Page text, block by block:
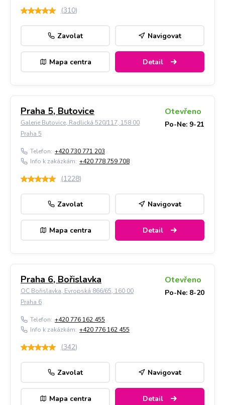
(310)
Zavolat Navigovat
Mapa centra Detail
Praha 5, Butovice
Galerie Butovice, Radlická 520/117, 158 00
Praha 5
Otevřeno
Po-Ne: 9-21
Telefon: +420 730 771 203
Info k zakázkám: +420 778 759 708
(1228)
Zavolat Navigovat
Mapa centra Detail
Praha 6, Bořislavka
OC Bořislavka, Evropská 866/65, 160 00
Praha 6
Otevřeno
Po-Ne: 8-20
Telefon: +420 776 162 455
Info k zakázkám: +420 776 162 455
(342)
Zavolat Navigovat
Mapa centra Detail